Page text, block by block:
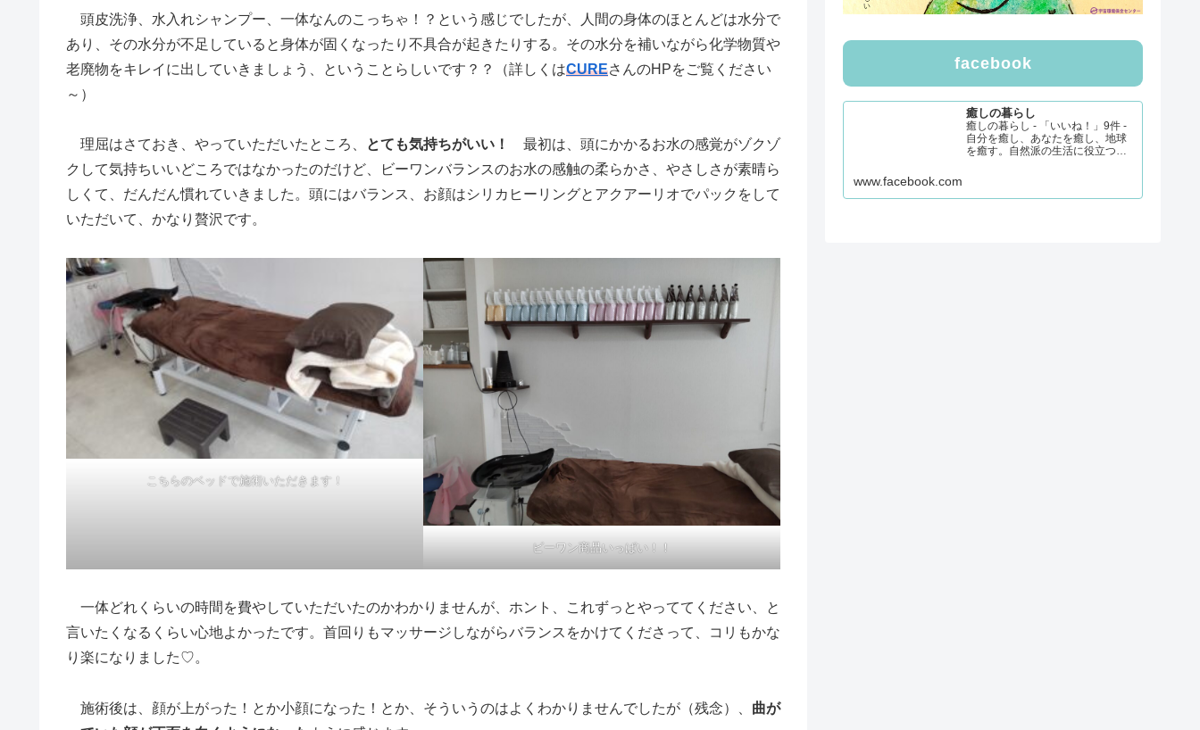
頭皮洗浄、水入れシャンプー、一体なんのこっちゃ！？という感じでしたが、人間の身体のほとんどは水分で
あり、その水分が不足していると身体が固くなったり不具合が起きたりする。その水分を補いながら化学物質や
老廃物をキレイに出していきましょう、ということらしいです？？（詳しくはCUREさんのHPをご覧ください
～）
理屈はさておき、やっていただいたところ、 とても気持ちがいい！
最初は、頭にかかるお水の感覚がゾクゾ
クして気持ちいいどころではなかったのだけど、ビーワンバランスのお水の感触の柔らかさ、やさしさが素晴ら
しくて、だんだん慣れていきました。頭にはバランス、お顔はシリカヒーリングとアクアーリオでパックをして
いただいて、かなり贅沢です。
こちらのベッドで施術いただきます！
ビーワン商品いっぱい！！
一体どれくらいの時間を費やしていただいたのかわかりませんが、ホント、これずっとやっててください、と
言いたくなるくらい心地よかったです。首回りもマッサージしながらバランスをかけてくださって、コリもかな
り楽になりました♡。
施術後は、顔が上がった！とか小顔になった！とか、そういうのはよくわかりませんでしたが（残念）、 曲が
facebook
癒しの暮らし
癒しの暮らし - 「いいね！」9件 -
自分を癒し、あなたを癒し、地球
を癒す。自然派の生活に役立つ商
セラー
www.facebook.com